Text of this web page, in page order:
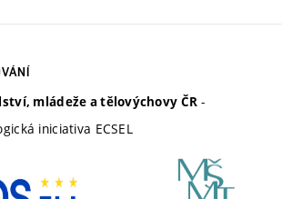
mládeže a tělovýchovy ČR -
iniciativa ECSEL